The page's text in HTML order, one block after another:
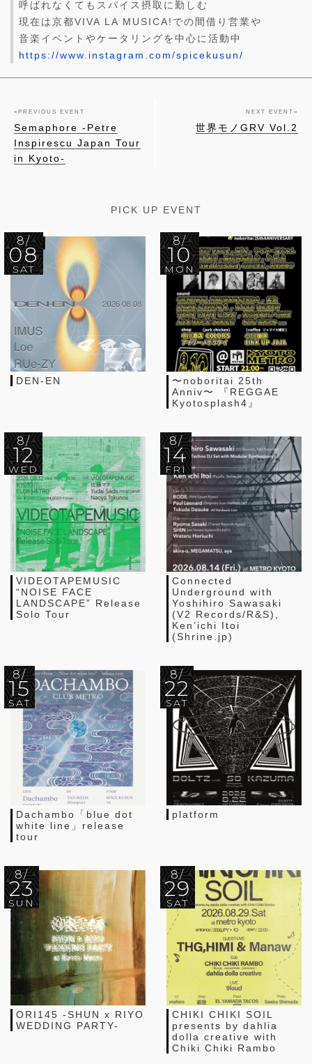
呼ばれなくてもスパイス摂取に勤しむ
現在は京都VIVA LA MUSICA!での間借り営業や
音楽イベントやケータリングを中心に活動中
https://www.instagram.com/spicekusun/
« PREVIOUS EVENT
Semaphore -Petre
Inspirescu Japan Tour
in Kyoto-
NEXT EVENT »
世界モノGRV Vol.2
PICK UP EVENT
8/
08
SAT
DEN-EN
8/
10
MON
〜noboritai 25th
Anniv〜 『REGGAE
Kyotosplash4』
8/
12
WED
VIDEOTAPEMUSIC
“NOISE FACE
LANDSCAPE” Release
Solo Tour
8/
14
FRI
Connected
Underground with
Yoshihiro Sawasaki
(V2 Records/R&S),
Ken’ichi Itoi
(Shrine.jp)
8/
15
SAT
Dachambo「blue dot
white line」release
tour
8/
22
SAT
platform
8/
23
SUN
ORI145 -SHUN x RIYO
WEDDING PARTY-
8/
29
SAT
CHIKI CHIKI SOIL
presents by dahlia
dolla creative with
Chiki Chiki Rambo